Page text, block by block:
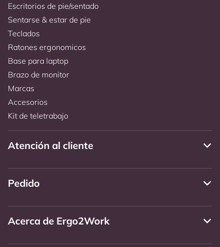
Escritorios de pie/sentado
Sentarse & estar de pie
Teclados
Ratones ergonomicos
Base para laptop
Brazo de monitor
Marcas
Accesorios
Kit de teletrabajo
Atención al cliente
Pedido
Acerca de Ergo2Work